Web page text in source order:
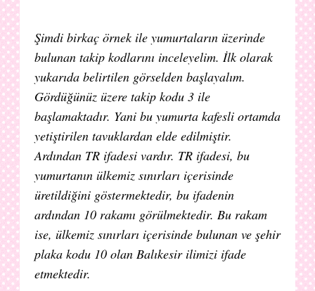
Şimdi birkaç örnek ile yumurtaların üzerinde
bulunan takip kodlarını inceleyelim. İlk olarak
yukarıda belirtilen görselden başlayalım.
Gördüğünüz üzere takip kodu 3 ile
başlamaktadır. Yani bu yumurta kafesli ortamda
yetiştirilen tavuklardan elde edilmiştir.
Ardından TR ifadesi vardır. TR ifadesi, bu
yumurtanın ülkemiz sınırları içerisinde
üretildiğini göstermektedir, bu ifadenin
ardından 10 rakamı görülmektedir. Bu rakam
ise, ülkemiz sınırları içerisinde bulunan ve şehir
plaka kodu 10 olan Balıkesir ilimizi ifade
etmektedir.